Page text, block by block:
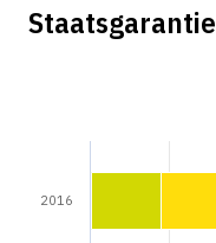
Staatsgarantie
2016